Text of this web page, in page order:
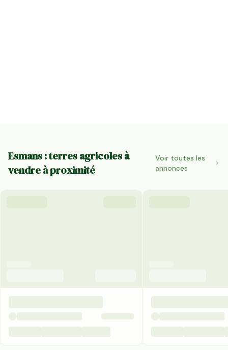
Esmans : terres agricoles à
vendre à proximité
Voir toutes les
annonces